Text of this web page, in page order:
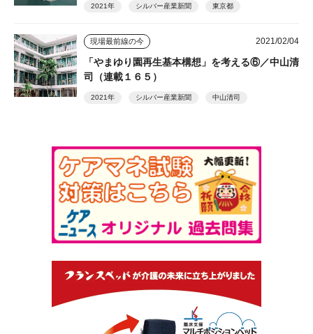
2021年 シルバー産業新聞 東京都
現場最前線の今 2021/02/04
「やまゆり園再生基本構想」を考える⑥／中山清
司（連載１６５）
2021年 シルバー産業新聞 中山清司